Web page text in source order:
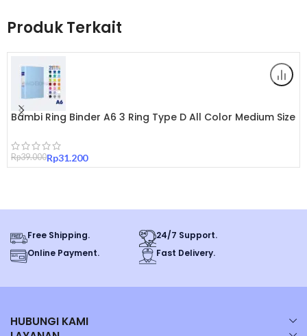
masalah.
Spesifikasi Produk:
– Material: Baja tebal & kuat
– Sistem Kunci: Penguncian ganda dengan baut pengaman untuk
keamanan ekstra
– Fitur Penyimpanan: Rak penyimpanan + laci kecil multifungsi untuk
– Desain: Modern dan elegan, cocok untuk kantor atau rumah
– Dimensi: 98 x 63 x 60 cm
Keunggulan Produk:
Produk Terkait
Bambi Ring Binder A6 3 Ring Type D All Color Medium Size
Rp39.000Rp31.200
Free Shipping.
24/7 Support.
Online Payment.
Fast Delivery.
HUBUNGI KAMI